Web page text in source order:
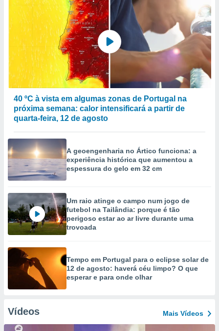
40 ºC à vista em algumas zonas de Portugal na
próxima semana: calor intensificará a partir de
quarta-feira, 12 de agosto
A geoengenharia no Ártico funciona: a
experiência histórica que aumentou a
espessura do gelo em 32 cm
Um raio atinge o campo num jogo de
futebol na Tailândia: porque é tão
perigoso estar ao ar livre durante uma
trovoada
Tempo em Portugal para o eclipse solar de
12 de agosto: haverá céu limpo? O que
esperar e para onde olhar
Vídeos Mais Vídeos